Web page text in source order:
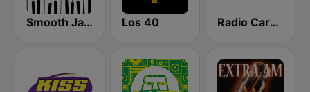
Smooth Jazz - Groov Los 40 Radio Caroline 259 Gold